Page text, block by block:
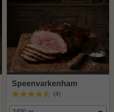
Speenvarkenham
(4)